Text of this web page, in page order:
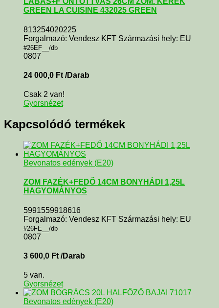
GREEN LA CUISINE 432025 GREEN
813254020225
Forgalmazó: Vendesz KFT Származási hely: EU
#26EF__/db
0807
24 000,0 Ft /Darab
Csak 2 van!
Gyorsnézet
Kapcsolódó termékek
Bevonatos edények (E20)
ZOM FAZÉK+FEDŐ 14CM BONYHÁDI 1,25L
HAGYOMÁNYOS
5991559918616
Forgalmazó: Vendesz KFT Származási hely: EU
#26FE__/db
0807
3 600,0 Ft /Darab
5 van.
Gyorsnézet
Bevonatos edények (E20)